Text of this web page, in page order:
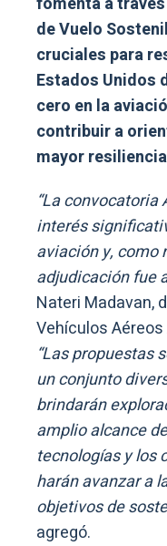
de Vuelo
cruciales para
Estados Unidos
cero en la
contribuir a
mayor
“La convocatoria
interés
aviación y, como
adjudicación fue
Nateri Madavan,
Vehículos
“Las propuestas
un conjunto
brindarán
amplio alcance
tecnologías y los
harán avanzar a
objetivos de
agregó.